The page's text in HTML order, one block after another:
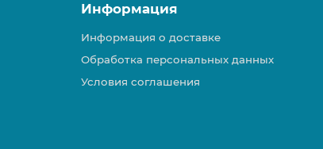
Информация
Информация о доставке
Обработка персональных данных
Условия соглашения